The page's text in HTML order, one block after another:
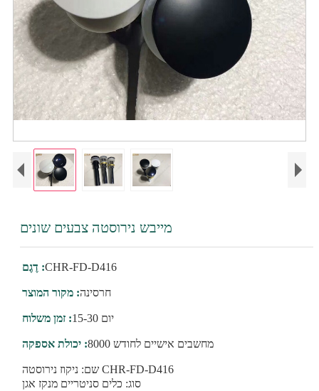
מייבש נירוסטה צבעים שונים
דֶגֶם :CHR-FD-D416
מקור המוצר :חרסינה
זמן משלוח : 15-30 יום
יכולת אספקה : 8000 מחשבים אישיים לחודש
שם: ניקוז נירוסטה CHR-FD-D416
סוג: כלים סניטריים מנקז אגן